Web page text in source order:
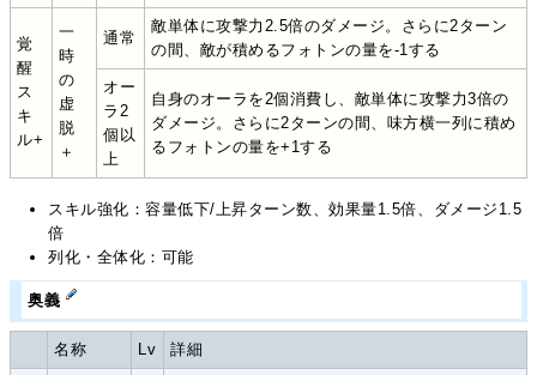
覚
醒
ス
キ
ル+
一
時
の
虚
脱
＋
通常
敵単体に攻撃力2.5倍のダメージ。さらに2ターン
の間、敵が積めるフォトンの量を-1する
オー
ラ2
個以
上
自身のオーラを2個消費し、敵単体に攻撃力3倍の
ダメージ。さらに2ターンの間、味方横一列に積め
るフォトンの量を+1する
スキル強化：容量低下/上昇ターン数、効果量1.5倍、ダメージ1.5
倍
列化・全体化：可能
奥義
名称 Lv 詳細